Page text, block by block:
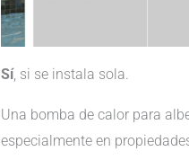
Sí, si se instala sola.
Una bomba de calor para
especialmente en